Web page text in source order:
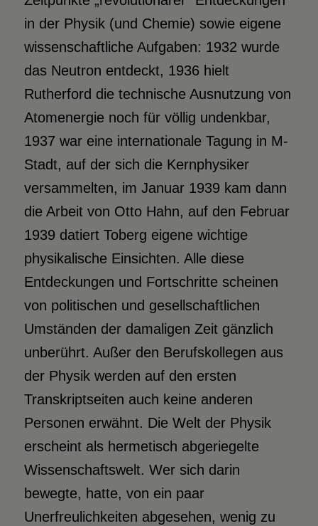
in der Physik (und Chemie) sowie eigene
wissenschaftliche Aufgaben: 1932 wurde
das Neutron entdeckt, 1936 hielt
Rutherford die technische Ausnutzung von
Atomenergie noch für völlig undenkbar,
1937 war eine internationale Tagung in M-
Stadt, auf der sich die Kernphysiker
versammelten, im Januar 1939 kam dann
die Arbeit von Otto Hahn, auf den Februar
1939 datiert Toberg eigene wichtige
physikalische Einsichten. Alle diese
Entdeckungen und Fortschritte scheinen
von politischen und gesellschaftlichen
Umständen der damaligen Zeit gänzlich
unberührt. Außer den Berufskollegen aus
der Physik werden auf den ersten
Transkriptseiten auch keine anderen
Personen erwähnt. Die Welt der Physik
erscheint als hermetisch abgeriegelte
Wissenschaftswelt. Wer sich darin
bewegte, hatte, von ein paar
Unerfreulichkeiten abgesehen, wenig zu